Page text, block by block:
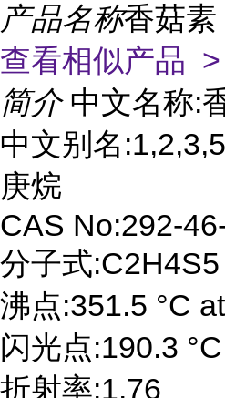
产品名称香菇素
查看相似产品 >
简介 中文名称:
中文别名
庚烷
CAS No:292-
分子式:C2H4S5
沸点:351.5 °C
闪光点:190.3 °C
折射率:1.76